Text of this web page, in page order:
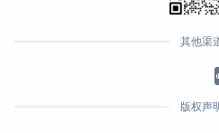
其他渠
版权声